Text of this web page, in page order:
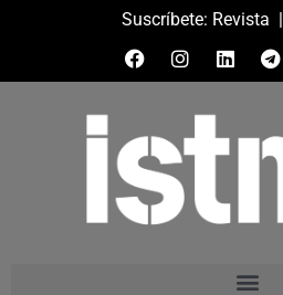
Suscríbete: Revista |